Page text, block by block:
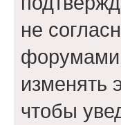
не
форумами
изменять
чтобы